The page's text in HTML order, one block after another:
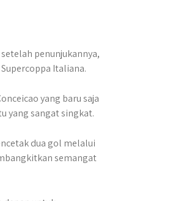
penunjukannya,
Italiana.
yang baru saja
yang sangat singkat.
dua gol melalui
semangat